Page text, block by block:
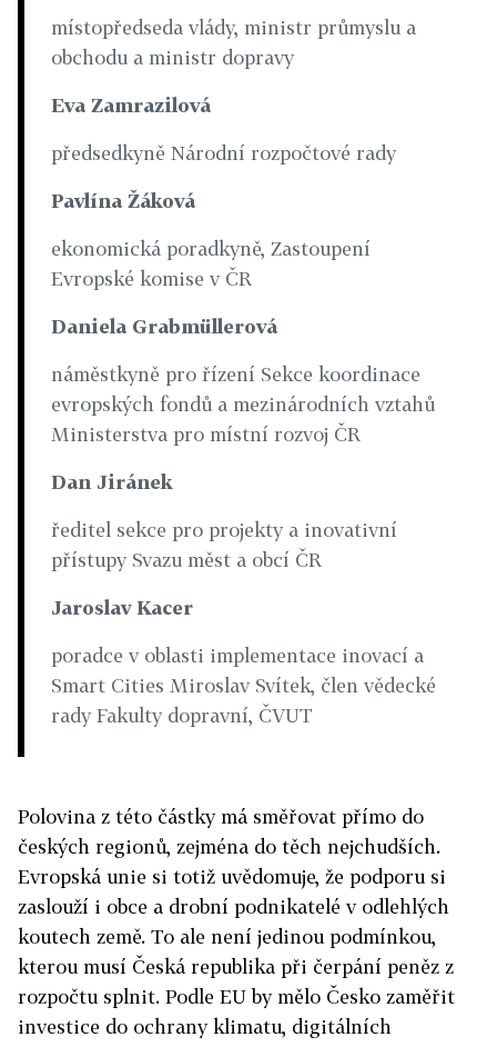
místopředseda vlády, ministr průmyslu a
obchodu a ministr dopravy
Eva Zamrazilová
předsedkyně Národní rozpočtové rady
Pavlína Žáková
ekonomická poradkyně, Zastoupení
Evropské komise v ČR
Daniela Grabmüllerová
náměstkyně pro řízení Sekce koordinace
evropských fondů a mezinárodních vztahů
Ministerstva pro místní rozvoj ČR
Dan Jiránek
ředitel sekce pro projekty a inovativní
přístupy Svazu měst a obcí ČR
Jaroslav Kacer
poradce v oblasti implementace inovací a
Smart Cities Miroslav Svítek, člen vědecké
rady Fakulty dopravní, ČVUT
Polovina z této částky má směřovat přímo do
českých regionů, zejména do těch nejchudších.
Evropská unie si totiž uvědomuje, že podporu si
zaslouží i obce a drobní podnikatelé v odlehlých
koutech země. To ale není jedinou podmínkou,
kterou musí Česká republika při čerpání peněz z
rozpočtu splnit. Podle EU by mělo Česko zaměřit
investice do ochrany klimatu, digitálních